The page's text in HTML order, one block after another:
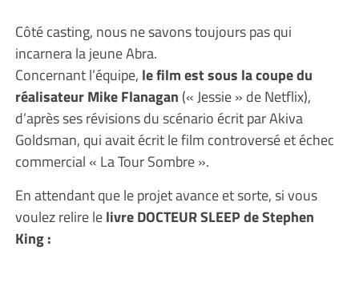
Côté casting, nous ne savons toujours pas qui
incarnera la jeune Abra.
Concernant l’équipe, le film est sous la coupe du
réalisateur Mike Flanagan (« Jessie » de Netflix),
d’après ses révisions du scénario écrit par Akiva
Goldsman, qui avait écrit le film controversé et échec
commercial « La Tour Sombre ».
En attendant que le projet avance et sorte, si vous
voulez relire lelivre DOCTEUR SLEEP de Stephen
King :